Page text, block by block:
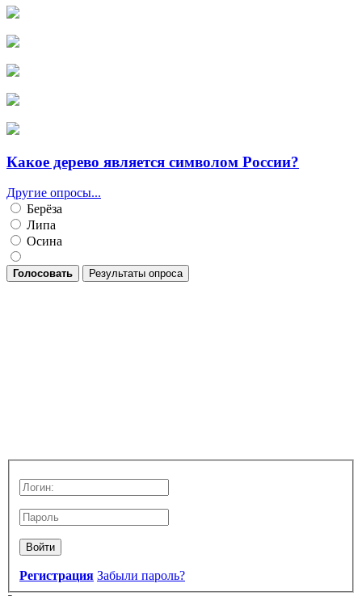
Какое дерево является символом России?
Другие опросы...
Берёза
Липа
Осина
Голосовать Результаты опроса
Войти
Регистрация Забыли пароль?